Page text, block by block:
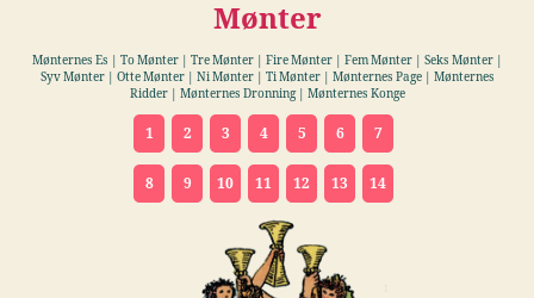
Mønter
Mønternes Es | To Mønter | Tre Mønter | Fire Mønter | Fem Mønter | Seks Mønter |
Syv Mønter | Otte Mønter | Ni Mønter | Ti Mønter | Mønternes Page | Mønternes
Ridder | Mønternes Dronning | Mønternes Konge
1 2 3 4 5 6 7
8 9 10 11 12 13 14